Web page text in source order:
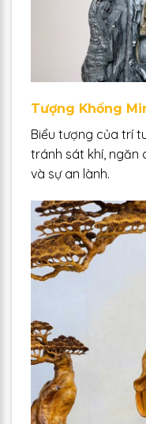
Tượng Khổng
Biểu tượng của trí
tránh sát khí, ngăn
và sự an lành.